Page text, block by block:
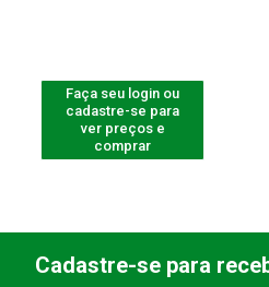
Faça seu login ou
cadastre-se para
ver preços e
comprar
Cadastre-se para